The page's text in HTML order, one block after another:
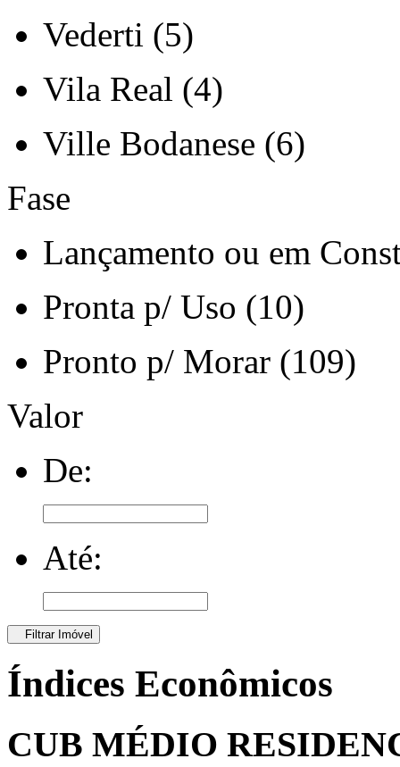
Vederti (5)
Vila Real (4)
Ville Bodanese (6)
Fase
Lançamento ou em
Pronta p/ Uso (10)
Pronto p/ Morar (109)
Valor
De:
Até:
Filtrar Imóvel
Índices Econômicos
CUB MÉDIO